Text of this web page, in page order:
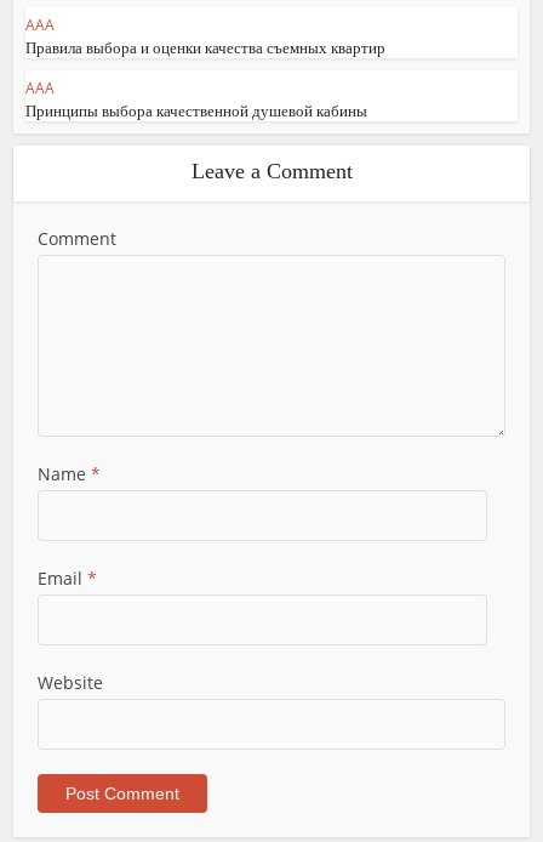
AAA
Правила выбора и оценки качества съемных квартир
AAA
Принципы выбора качественной душевой кабины
Leave a Comment
Comment
Name *
Email *
Website